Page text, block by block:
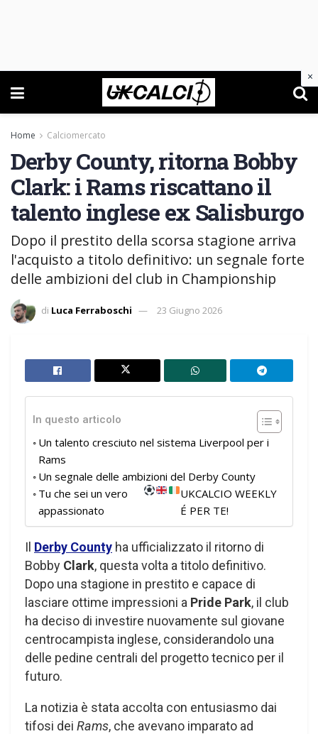
Home Calciomercato
Derby County, ritorna Bobby
Clark: i Rams riscattano il
talento inglese ex Salisburgo
Dopo il prestito della scorsa stagione arriva
l'acquisto a titolo definitivo: un segnale forte
delle ambizioni del club in Championship
di Luca Ferraboschi 23 Giugno 2026
In questo articolo
Un talento cresciuto nel sistema Liverpool per i
Rams
Un segnale delle ambizioni del Derby County
Tu che sei un vero
appassionato
UKCALCIO WEEKLY
É PER TE!
Il Derby County ha ufficializzato il ritorno di
Bobby Clark, questa volta a titolo definitivo.
Dopo una stagione in prestito e capace di
lasciare ottime impressioni a Pride Park, il club
ha deciso di investire nuovamente sul giovane
centrocampista inglese, considerandolo una
delle pedine centrali del progetto tecnico per il
futuro.
La notizia è stata accolta con entusiasmo dai
tifosi dei Rams, che avevano imparato ad
×